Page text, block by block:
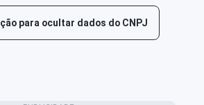
para ocultar dados do CNPJ